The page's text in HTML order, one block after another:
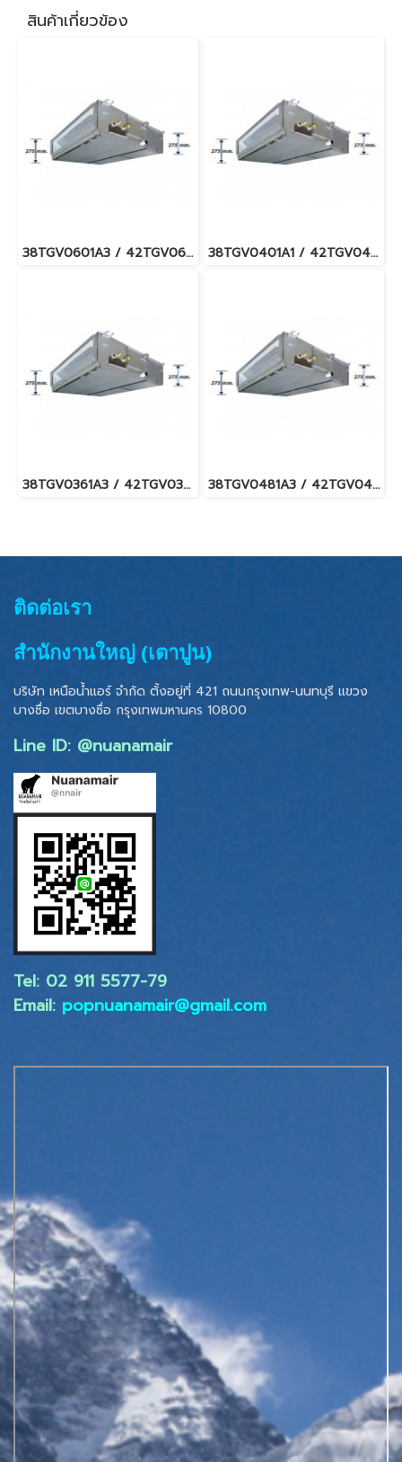
สินค้าเกี่ยวข้อง
38TGV0601A3 / 42TGV0601BP แอร์แคเรียร์ รุ่นต่อท่อลม/คอยล์เปลือย ระบบอินเวอร์เตอร์ Carrier Ducted Type Inverter น้ำยา R32 (380V./ไฟ 3 เฟส) พร้อมบริการติดตั้ง 38TGV0401A1 / 42TGV0401BP แอร์แคเรียร์ รุ่นต่อท่อลม/คอยล์เปลือย ระบบอินเวอร์เตอร์ Carrier Ducted Type Inverter น้ำยา R32 (220V.) พร้อมบริการติดตั้ง
38TGV0361A3 / 42TGV0361BP แอร์แคเรียร์ รุ่นต่อท่อลม/คอยล์เปลือย ระบบอินเวอร์เตอร์ Carrier Ducted Type Inverter น้ำยา R32 (380V./ไฟ 3 เฟส) พร้อมบริการติดตั้ง 38TGV0481A3 / 42TGV0481BP แอร์แคเรียร์ รุ่นต่อท่อลม/คอยล์เปลือย ระบบอินเวอร์เตอร์ Carrier Ducted Type Inverter น้ำยา R32 (380V./ไฟ 3 เฟส) พร้อมบริการติดตั้ง
ติดต่อเรา
สำนักงานใหญ่ (เตาปูน)
บริษัท เหนือน้ำแอร์ จำกัด ตั้งอยู่ที่ 421 ถนนกรุงเทพ-นนทบุรี แขวง
บางซื่อ เขตบางซื่อ กรุงเทพมหานคร 10800
Line ID: @nuanamair
Tel: 02 ​911 5577-79
Email: popnuanamair@gmail.com